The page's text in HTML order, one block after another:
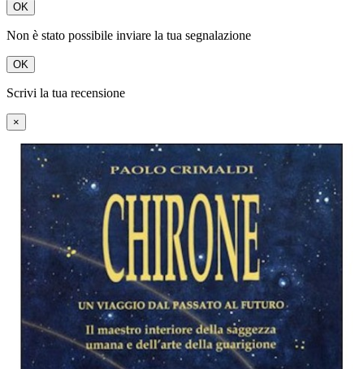
OK
Non è stato possibile inviare la tua segnalazione
OK
Scrivi la tua recensione
×